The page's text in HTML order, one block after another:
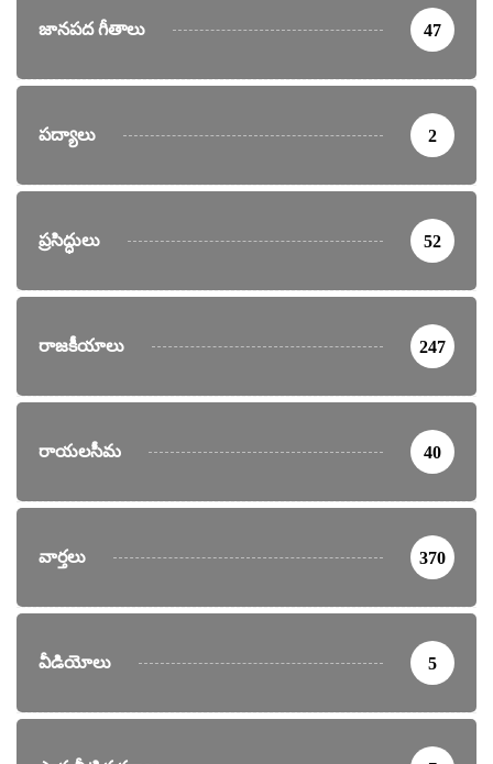
జానపద గీతాలు 47
పద్యాలు 2
ప్రసిద్ధులు 52
రాజకీయాలు 247
రాయలసీమ 40
వార్తలు 370
వీడియోలు 5